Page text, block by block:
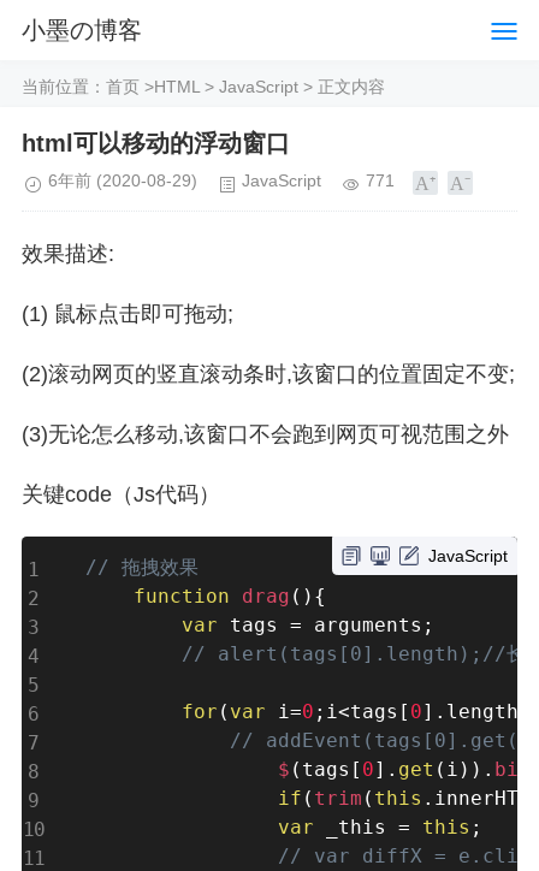
小墨の博客
当前位置： 首页 >HTML > JavaScript > 正文内容
html可以移动的浮动窗口
6年前 (2020-08-29) JavaScript 771
效果描述:
(1) 鼠标点击即可拖动;
(2)滚动网页的竖直滚动条时,该窗口的位置固定不变;
(3)无论怎么移动,该窗口不会跑到网页可视范围之外
关键code（Js代码）
JavaScript
// 拖拽效果
function
drag ( ) {
var tags = arguments ;
// alert(tags[0].length);//长
for ( var i=0 ; i<tags [ 0] . length
//
$ ( tags [ 0] . get ( i ) ) .
if ( trim ( this .
var _this = this ;
// var diffX =